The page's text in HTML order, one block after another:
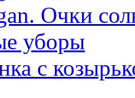
Очки
уборы
с